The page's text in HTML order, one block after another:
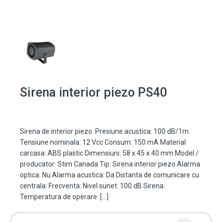
Sirena interior piezo PS40
Sirena de interior piezo. Presiune acustica: 100 dB/1m
Tensiune nominala: 12 Vcc Consum: 150 mA Material
carcasa: ABS plastic Dimensiuni: 58 x 45 x 40 mm Model /
producator: Stim Canada Tip: Sirena interior piezo Alarma
optica: Nu Alarma acustica: Da Distanta de comunicare cu
centrala: Frecventa: Nivel sunet: 100 dB Sirena:
Temperatura de operare: […]